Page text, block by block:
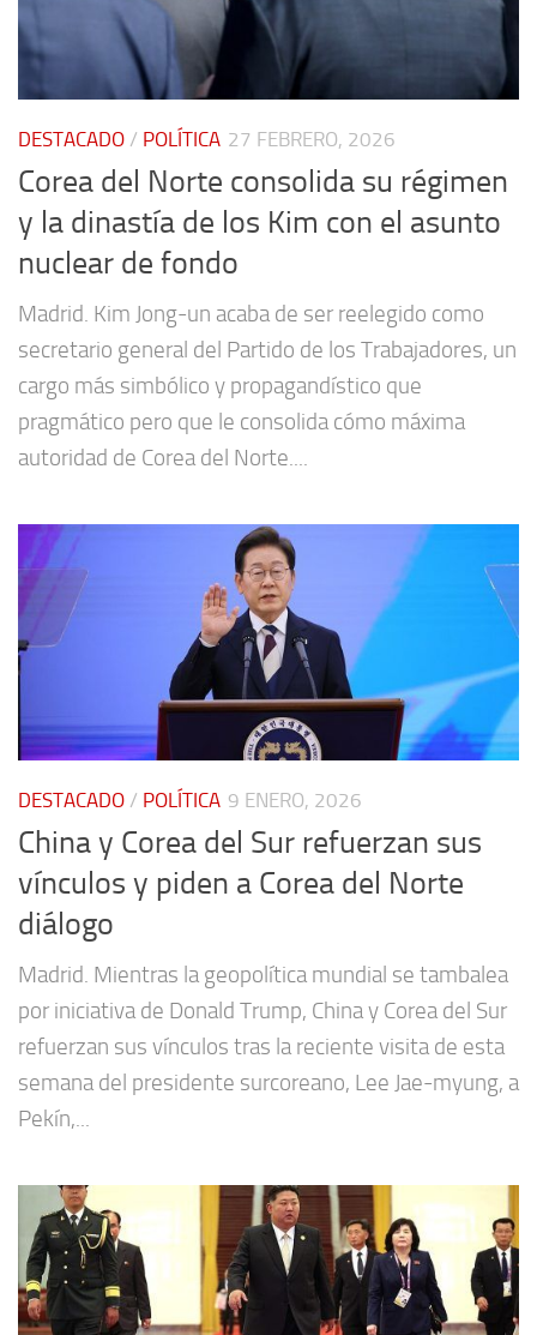
DESTACADO / POLÍTICA 27 FEBRERO, 2026
Corea del Norte consolida su régimen
y la dinastía de los Kim con el asunto
nuclear de fondo
Madrid. Kim Jong-un acaba de ser reelegido como
secretario general del Partido de los Trabajadores, un
cargo más simbólico y propagandístico que
pragmático pero que le consolida cómo máxima
autoridad de Corea del Norte....
DESTACADO / POLÍTICA 9 ENERO, 2026
China y Corea del Sur refuerzan sus
vínculos y piden a Corea del Norte
diálogo
Madrid. Mientras la geopolítica mundial se tambalea
por iniciativa de Donald Trump, China y Corea del Sur
refuerzan sus vínculos tras la reciente visita de esta
semana del presidente surcoreano, Lee Jae-myung, a
Pekín,...